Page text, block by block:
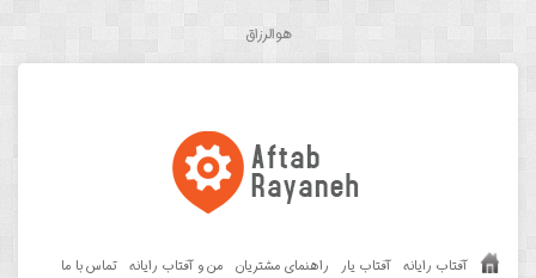
هوالرزاق
آفتاب رایانه آفتاب یار راهنمای مشتریان من و آفتاب رایانه تماس با ما